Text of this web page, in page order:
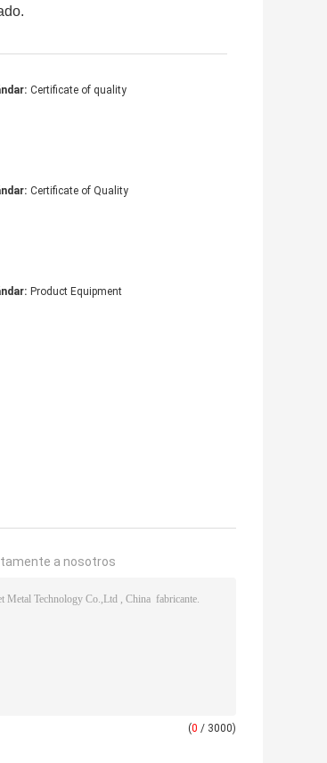
Certificate of quality
Certificate of Quality
Product Equipment
a nosotros
(0 / 3000)